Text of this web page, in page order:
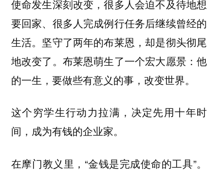
使命发生深刻改变，很多人会迫不及待地想
要回家、很多人完成例行任务后继续曾经的
生活。坚守了两年的布莱恩，却是彻头彻尾
地改变了。布莱恩萌生了一个宏大愿景：他
的一生，要做些有意义的事，改变世界。
这个穷学生行动力拉满，决定先用十年时
间，成为有钱的企业家。
在摩门教义里，“金钱是完成使命的工具”。